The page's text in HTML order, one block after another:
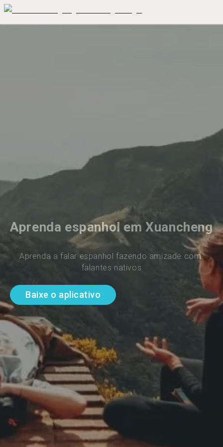
Aprenda espanhol em Xuancheng
Aprenda a falar espanhol fazendo amizade com
falantes nativos
Baixe o aplicativo